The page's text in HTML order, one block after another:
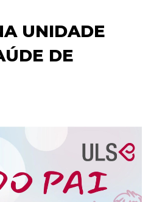
UNIDADE
DE